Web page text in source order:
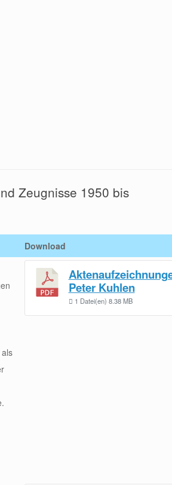
Zeugnisse 1950 bis
Download
Peter Kuhlen
1 Datei(en) 8.38 MB